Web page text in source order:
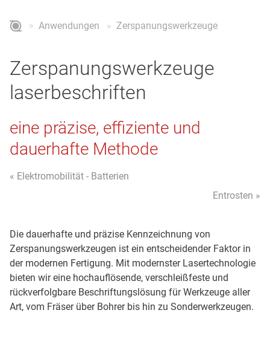
Anwendungen Zerspanungswerkzeuge
Zerspanungswerkzeuge
laserbeschriften
eine präzise, effiziente und
dauerhafte Methode
« Elektromobilität - Batterien
Entrosten »
Die dauerhafte und präzise Kennzeichnung von
Zerspanungswerkzeugen ist ein entscheidender Faktor in
der modernen Fertigung. Mit modernster Lasertechnologie
bieten wir eine hochauflösende, verschleißfeste und
rückverfolgbare Beschriftungslösung für Werkzeuge aller
Art, vom Fräser über Bohrer bis hin zu Sonderwerkzeugen.